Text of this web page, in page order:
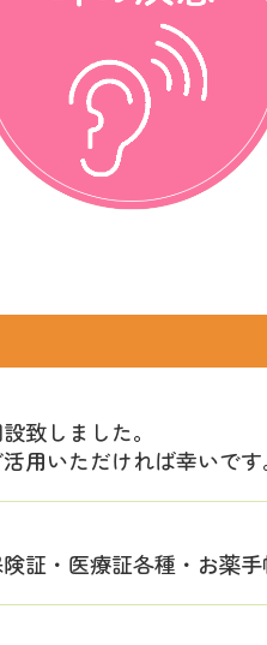
致しました。
用いただければ幸いです
証・医療証各種・お薬手